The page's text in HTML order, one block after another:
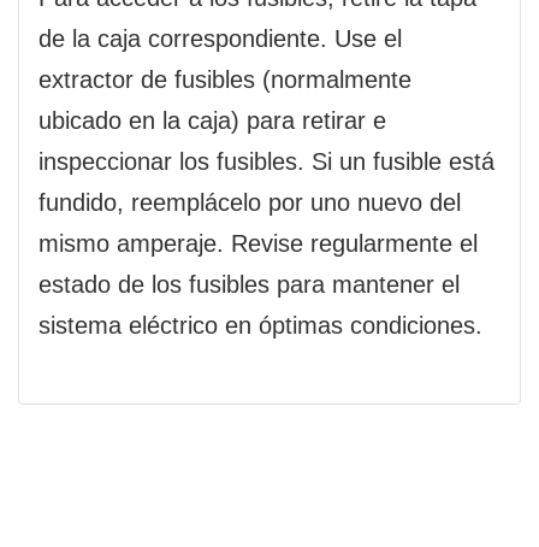
de la caja correspondiente. Use el
extractor de fusibles (normalmente
ubicado en la caja) para retirar e
inspeccionar los fusibles. Si un fusible está
fundido, reemplácelo por uno nuevo del
mismo amperaje. Revise regularmente el
estado de los fusibles para mantener el
sistema eléctrico en óptimas condiciones.